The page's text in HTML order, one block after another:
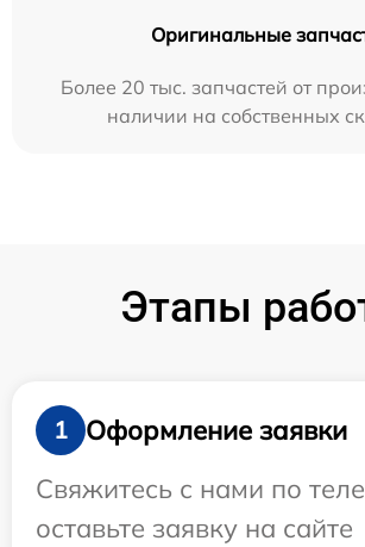
Оригинальные
Более 20 тыс. запчастей от
наличии на собственных
Этапы
1
Оформление заявки
Свяжитесь с нами по
оставьте заявку на сайте